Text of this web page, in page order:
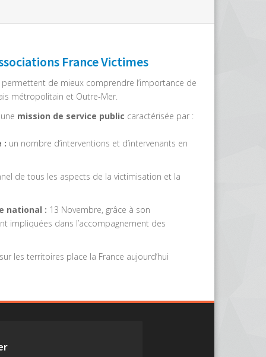
France Victimes
de mieux comprendre l’importance de
métropolitain et Outre-Mer.
mission de service public caractérisée par :
: un nombre d’interventions et d’intervenants en
de tous les aspects de la victimisation et la
national : 13 Novembre, grâce à son
impliquées dans l’accompagnement des
les territoires place la France aujourd’hui